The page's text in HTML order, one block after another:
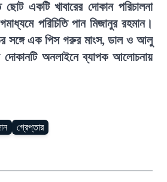
একটি খাবারের দোকান পরিচালনা
পরিচিতি পান মিজানুর রহমান।
সঙ্গে এক পিস গরুর মাংস, ডাল ও আলু
দোকানটি অনলাইনে ব্যাপক আলোচনায়
গ্রেপ্তার